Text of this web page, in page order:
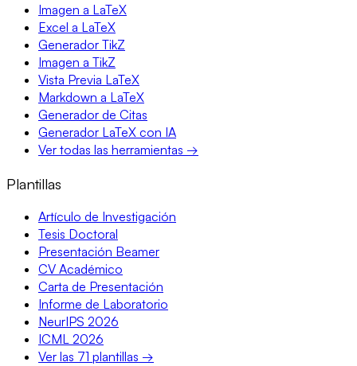
Imagen a LaTeX
Excel a LaTeX
Generador TikZ
Imagen a TikZ
Vista Previa LaTeX
Markdown a LaTeX
Generador de Citas
Generador LaTeX con IA
Ver todas las herramientas →
Plantillas
Artículo de Investigación
Tesis Doctoral
Presentación Beamer
CV Académico
Carta de Presentación
Informe de Laboratorio
NeurIPS 2026
ICML 2026
Ver las 71 plantillas →